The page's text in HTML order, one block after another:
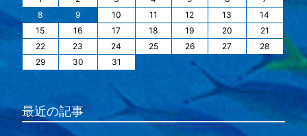
8
9 10 11 12 13
14
15
16 17 18 19 20
21
22
23 24 25 26 27
28
29
30 31
最近の記事